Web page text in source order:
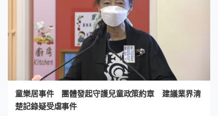
童樂居事件 團體發起守護兒童政策約章 建議業界清
楚記錄疑受虐事件